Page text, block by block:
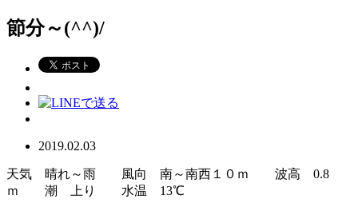
節分～(^^)/
2019.02.03
天気 晴れ～雨 風向 南～南西１０ｍ 波高 0.8
ｍ 潮 上り 水温 13℃